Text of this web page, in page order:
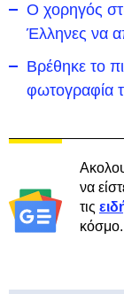
Ο χορηγός
Έλληνες να
Βρέθηκε το
φωτογραφία
να
τις
κόσμο.